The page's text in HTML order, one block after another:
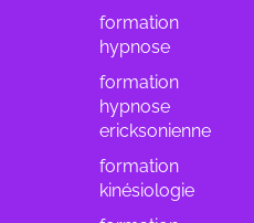
formation
hypnose
formation
hypnose
ericksonienne
formation
kinésiologie